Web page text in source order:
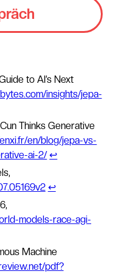
to AI’s Next
insights/jepa-
Thinks Generative
en/blog/jepa-vs-
ai-2/ ↩︎
↩︎
models-race-agi-
Machine
pdf?